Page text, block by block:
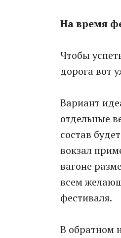
На время
Чтобы
дорога вот
Вариант
отдельные
состав
вокзал
вагоне
всем
фестиваля.
В обратном